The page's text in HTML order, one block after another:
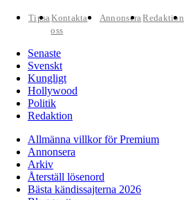
TipsaKontakta
oss
AnnonseraRedaktion
Senaste
Svenskt
Kungligt
Hollywood
Politik
Redaktion
Allmänna villkor för Premium
Annonsera
Arkiv
Återställ lösenord
Bästa kändissajterna 2026